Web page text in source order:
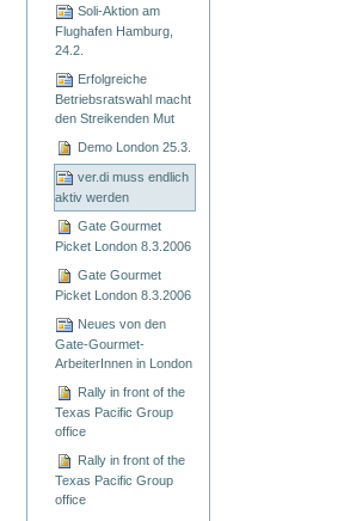
Soli-Aktion am
Flughafen Hamburg,
24.2.
Erfolgreiche
Betriebsratswahl macht
den Streikenden Mut
Demo London 25.3.
ver.di muss endlich
aktiv werden
Gate Gourmet
Picket London 8.3.2006
Gate Gourmet
Picket London 8.3.2006
Neues von den
Gate-Gourmet-
ArbeiterInnen in London
Rally in front of the
Texas Pacific Group
office
Rally in front of the
Texas Pacific Group
office